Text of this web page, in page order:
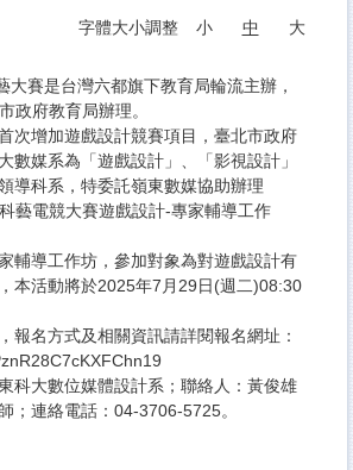
字體大小調整 小 中
大
大賽是台灣六都旗下教育局輪流主辦，
政府教育局辦理。
次增加遊戲設計競賽項目，臺北市政府
數媒系為「遊戲設計」、「影視設計」
導科系，特委託嶺東數媒協助辦理
藝電競大賽遊戲設計-專家輔導工作
輔導工作坊，參加對象為對遊戲設計有
本活動將於2025年7月29日(週二)08:30
報名方式及相關資訊請詳閱報名網址：
科大數位媒體設計系；聯絡人：黃俊雄
；連絡電話：04-3706-5725。